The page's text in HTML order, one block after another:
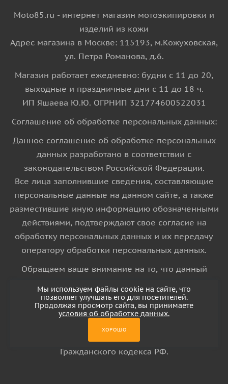
Moto85.ru - интернет магазин мотоэкипировки и
изделий из кожи
Адрес магазина в Москве: 115193, м.Кожуховская,
ул. Петра Романова, д.6.
Магазин работает ежедневно: будни с 11 до 20,
выходные и праздничные дни с 11 до 18 ч.
ИП Яшаева Ю.Ю. ОГРНИП 321774600522031
Соглашение об обработке персональных данных:
Данное соглашение об обработке персональных
данных разработано в соответствии с
законодательством Российской Федерации.
Все лица заполнившие сведения, составляющие
персональные данные на данном сайте, а также
разместившие иную информацию обозначенными
действиями, подтверждают свое согласие на
обработку персональных данных и их передачу
оператору обработки персональных данных.
Обращаем ваше внимание на то, что данный
информационный характер и ни при каких
условиях информационные материалы и цены,
Гражданского кодекса РФ.
Мы используем файлы cookie на сайте, что
позволяет улучшать его для посетителей.
Продолжая просмотр сайта, вы принимаете
условия об обработке данных.
ХОРОШО